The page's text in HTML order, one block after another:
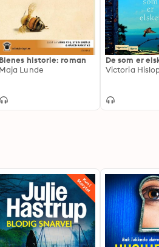
Bienes historie: roman
Maja Lunde
De som er
Victoria